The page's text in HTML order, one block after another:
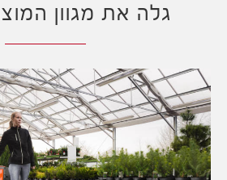
גלה את מגוון